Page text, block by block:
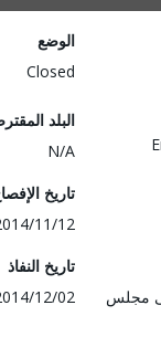
البلد المقترض
تاريخ الإفصاح
2014/11/12
تاريخ النفاذ
2014/12/02